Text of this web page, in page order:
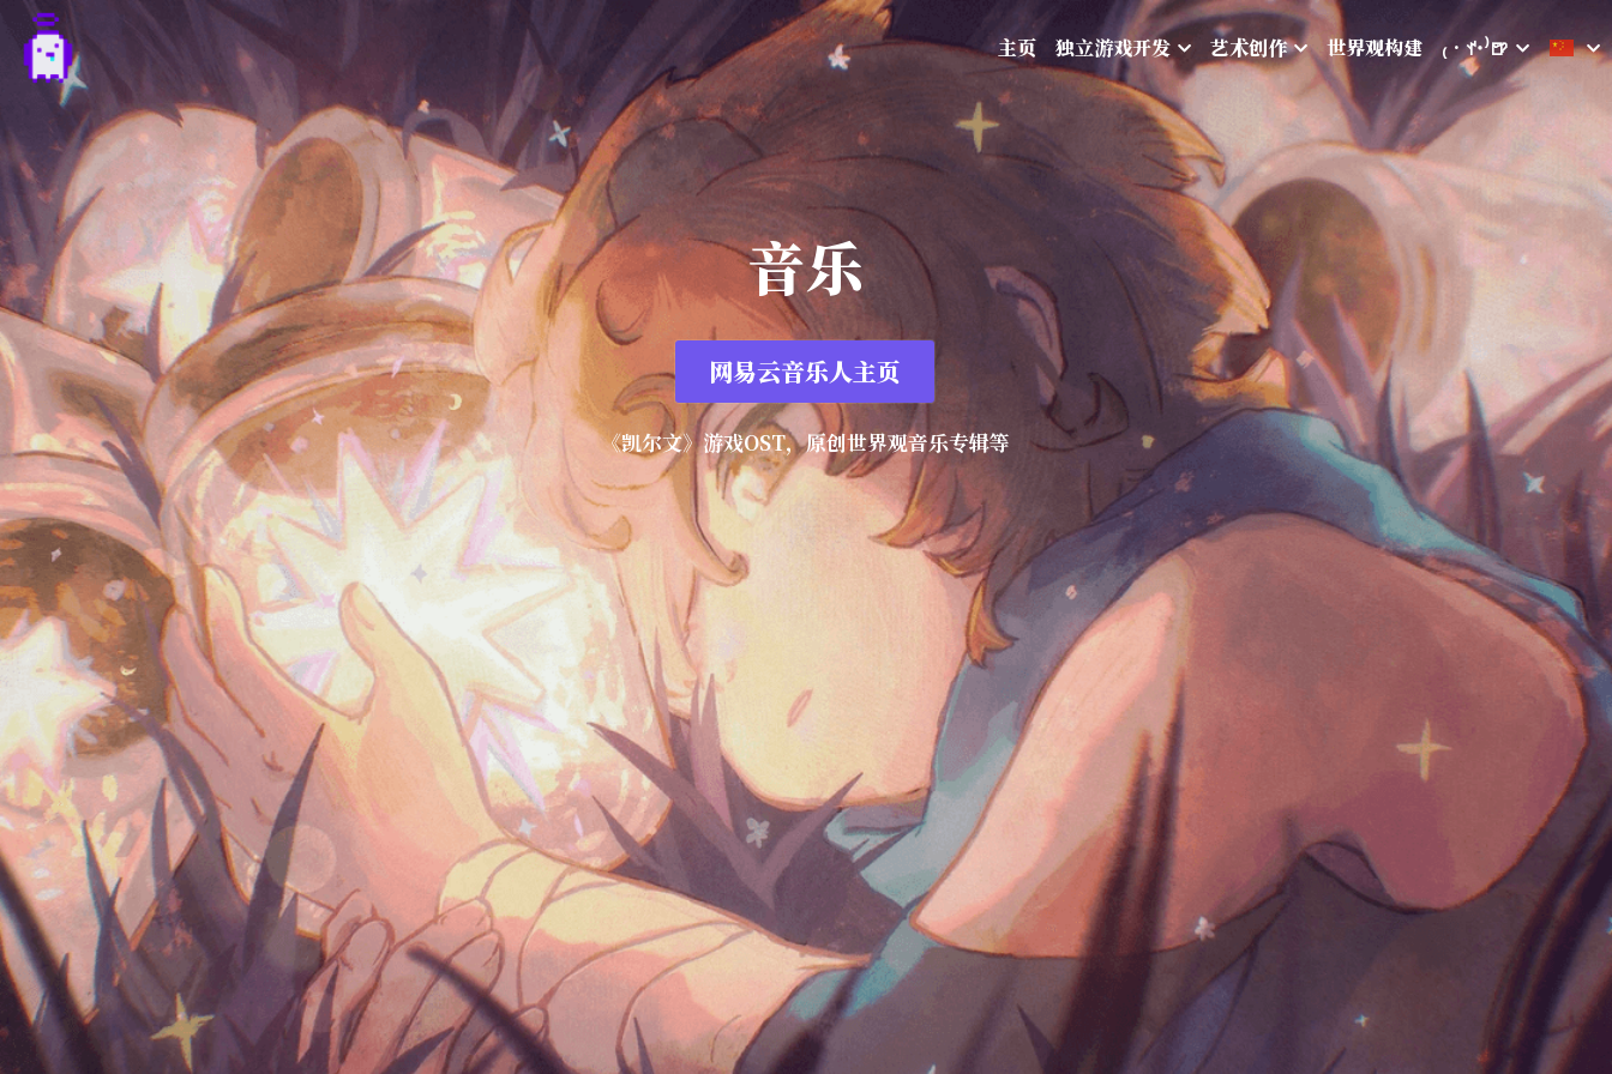
主页 独立游戏开发 艺术创作 世界观构建 ₍‧ꀈ˙⁾🍺
音乐
网易云音乐人主页
《凯尔文》游戏OST，原创世界观音乐专辑等